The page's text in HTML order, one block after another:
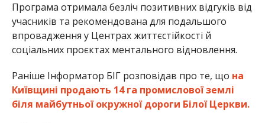
Програма отримала безліч позитивних відгуків від
учасників та рекомендована для подальшого
впровадження у Центрах життєстійкості й
соціальних проєктах ментального відновлення.
Раніше Інформатор БІГ розповідав про те, що на
Київщині продають 14 га промислової землі
біля майбутньої окружної дороги Білої Церкви.